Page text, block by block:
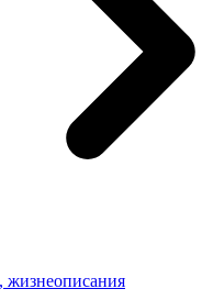
жизнеописания